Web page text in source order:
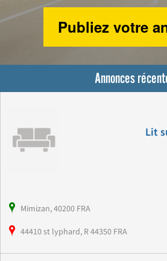
Publiez votre
Annonces
Lit
Mimizan, 40200 FRA
44410 st lyphard, R 44350 FRA